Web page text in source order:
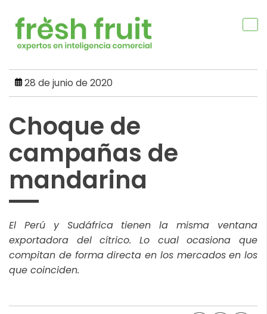
content
28 de junio de 2020
Choque de
campañas de
mandarina
El Perú y Sudáfrica tienen la misma ventana
exportadora del cítrico. Lo cual ocasiona que
compitan de forma directa en los mercados en los
que coinciden.